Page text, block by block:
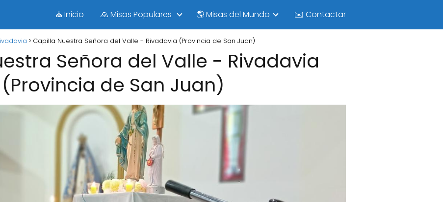
⛪ Inicio 🙏 Misas Populares 🌎 Misas del Mundo ✉️ Contactar
Capilla Nuestra Señora del Valle - Rivadavia (Provincia de San Juan)
Señora del Valle - Rivadavia
(Provincia de San Juan)